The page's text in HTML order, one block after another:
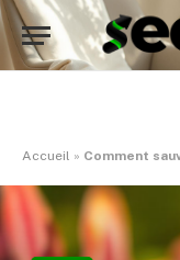
Accueil » Comment sauver une